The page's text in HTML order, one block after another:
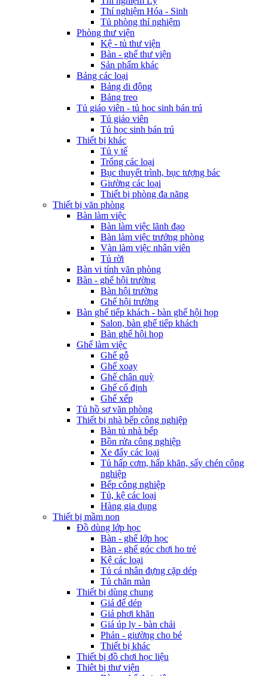
Thí nghiệm Hóa - Sinh
Tủ phòng thí nghiệm
Phòng thư viện
Kệ - tủ thư viện
Bàn - ghế thư viện
Sản phẩm khác
Bảng các loại
Bảng di động
Bảng treo
Tủ giáo viên - tủ học sinh bán trú
Tủ giáo viên
Tủ học sinh bán trú
Thiết bị khác
Tủ y tế
Trống các loại
Bục thuyết trình, bục tượng bác
Giường các loại
Thiết bị phòng đa năng
Thiết bị văn phòng
Bàn làm việc
Bàn làm việc lãnh đạo
Bàn làm việc trưởng phòng
Vàn làm việc nhân viên
Tủ rời
Bàn vi tính văn phòng
Bàn - ghế hội trường
Bàn hội trường
Ghế hội trường
Bàn ghế tiếp khách - bàn ghế hội họp
Salon, bàn ghế tiếp khách
Bàn ghế hội họp
Ghế làm việc
Ghế gỗ
Ghế xoay
Ghế chân quỳ
Ghế cố định
Ghế xếp
Tủ hồ sơ văn phòng
Thiết bị nhà bếp công nghiệp
Bàn tủ nhà bếp
Bồn rửa công nghiệp
Xe đẩy các loại
Tủ hấp cơm, hấp khăn, sấy chén công
nghiệp
Bếp công nghiệp
Tủ, kệ các loại
Hàng gia dụng
Thiết bị mầm non
Đồ dùng lớp học
Bàn - ghế lớp học
Bàn - ghế góc chơi ho trẻ
Kệ các loại
Tủ cá nhân đựng cặp dép
Tủ chăn màn
Thiết bị dùng chung
Giá để dép
Giá phơi khăn
Giá úp ly - bàn chải
Phản - giường cho bé
Thiết bị khác
Thiết bị đồ chơi học liệu
Thiêt bị thư viện